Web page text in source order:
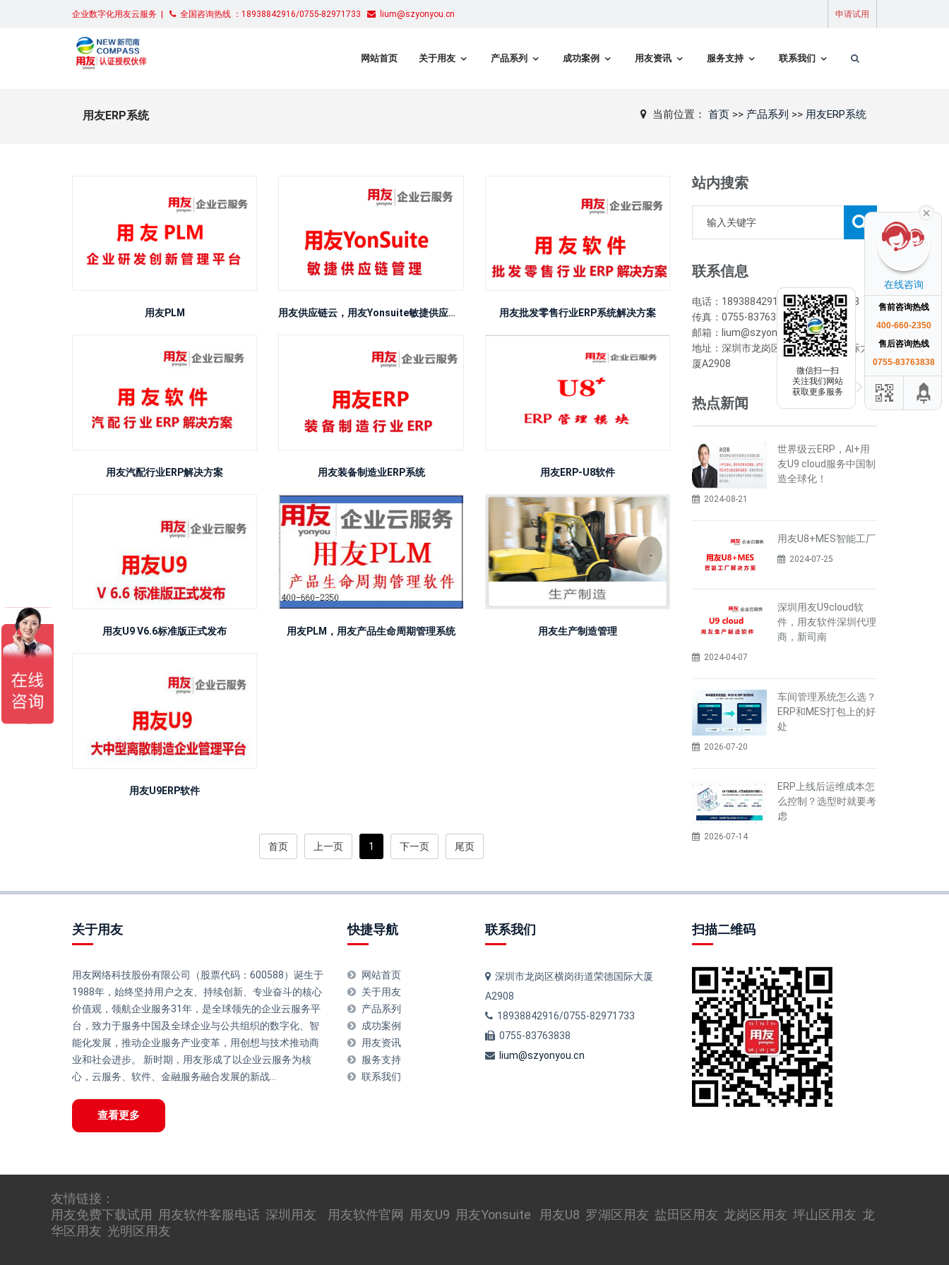
申请试用
企业数字化用友云服务 | 全国咨询热线 ：18938842916/0755-82971733 lium@szyonyou.cn
网站首页 关于用友 产品系列 成功案例 用友资讯 服务支持 联系我们
用友ERP系统 当前位置： 首页 >> 产品系列 >> 用友ERP系统
用友PLM 用友供应链云，用友Yonsuite敏捷供应链管理系统 用友批发零售行业ERP系统解决方案
用友汽配行业ERP解决方案 用友装备制造业ERP系统 用友ERP-U8软件
用友U9 V6.6标准版正式发布 用友PLM，用友产品生命周期管理系统 用友生产制造管理
用友U9ERP软件
首页 上一页 1 下一页 尾页
站内搜索
联系信息
电话：18938842916/0755-82971733
传真：0755-83763838
邮箱：lium@szyonyou.cn
地址：深圳市龙岗区横岗街道荣德国际大
厦A2908
热点新闻
世界级云ERP，AI+用
友U9 cloud服务中国制
造全球化！
2024-08-21
用友U8+MES智能工厂
2024-07-25
深圳用友U9cloud软
件，用友软件深圳代理
商，新司南
2024-04-07
车间管理系统怎么选？
ERP和MES打包上的好
处
2026-07-20
ERP上线后运维成本怎
么控制？选型时就要考
虑
2026-07-14
关于用友
用友网络科技股份有限公司（股票代码：600588）诞生于
1988年，始终坚持用户之友、持续创新、专业奋斗的核心
价值观，领航企业服务31年，是全球领先的企业云服务平
台，致力于服务中国及全球企业与公共组织的数字化、智
能化发展，推动企业服务产业变革，用创想与技术推动商
业和社会进步。 新时期，用友形成了以企业云服务为核
心，云服务、软件、金融服务融合发展的新战...
查看更多
快捷导航
网站首页
关于用友
产品系列
成功案例
用友资讯
服务支持
联系我们
联系我们
深圳市龙岗区横岗街道荣德国际大厦
A2908
18938842916/0755-82971733
0755-83763838
lium@szyonyou.cn
扫描二维码
友情链接：
用友免费下载试用 用友软件客服电话 深圳用友 用友软件官网 用友U9 用友Yonsuite 用友U8 罗湖区用友 盐田区用友 龙岗区用友 坪山区用友 龙
华区用友 光明区用友
在线咨询
售前咨询热线
400-660-2350
售后咨询热线
0755-83763838
微信扫一扫
关注我们网站
获取更多服务